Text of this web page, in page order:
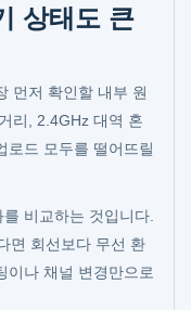
상태도 큰
먼저 확인할 내부 원
리, 2.4GHz 대역 혼
로드 모두를 떨어뜨릴
비교하는 것입니다.
면 회선보다 무선 환
이나 채널 변경만으로